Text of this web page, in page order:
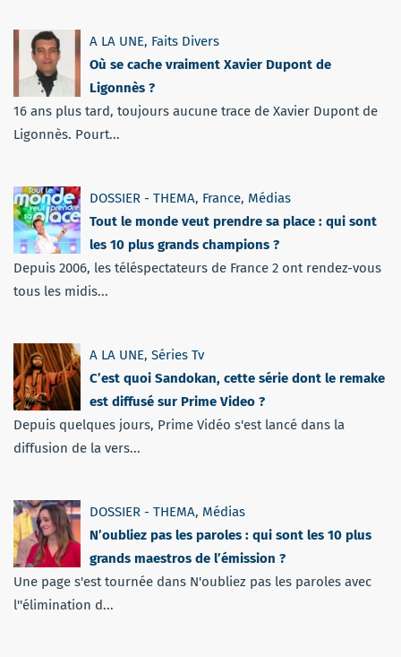
A LA UNE, Faits Divers
Où se cache vraiment Xavier Dupont de
Ligonnès ?
16 ans plus tard, toujours aucune trace de Xavier Dupont de
Ligonnès. Pourt...
DOSSIER - THEMA, France, Médias
Tout le monde veut prendre sa place : qui sont
les 10 plus grands champions ?
Depuis 2006, les téléspectateurs de France 2 ont rendez-vous
tous les midis...
A LA UNE, Séries Tv
C’est quoi Sandokan, cette série dont le remake
est diffusé sur Prime Video ?
Depuis quelques jours, Prime Vidéo s'est lancé dans la
diffusion de la vers...
DOSSIER - THEMA, Médias
N’oubliez pas les paroles : qui sont les 10 plus
grands maestros de l’émission ?
Une page s'est tournée dans N'oubliez pas les paroles avec
l''élimination d...